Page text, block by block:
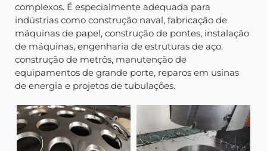
complexos. É especialmente adequada para
indústrias como construção naval, fabricação de
máquinas de papel, construção de pontes, instalação
de máquinas, engenharia de estruturas de aço,
construção de metrôs, manutenção de
equipamentos de grande porte, reparos em usinas
de energia e projetos de tubulações.